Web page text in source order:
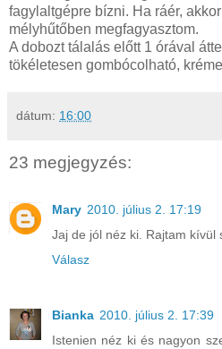
fagylaltgépre bízni. Ha ráér,
mélyhűtőben megfagyasztom.
A dobozt tálalás előtt 1 órával
tökéletesen gombócolható,
dátum: 16:00
23 megjegyzés:
Mary 2010. július 2. 17:19
Jaj de jól néz ki. Rajtam kívül
Válasz
Bianka 2010. július 2. 17:39
Istenien néz ki és nagyon